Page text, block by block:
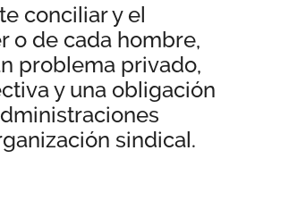
conciliar y el
o de cada hombre,
problema privado,
y una obligación
sindical.